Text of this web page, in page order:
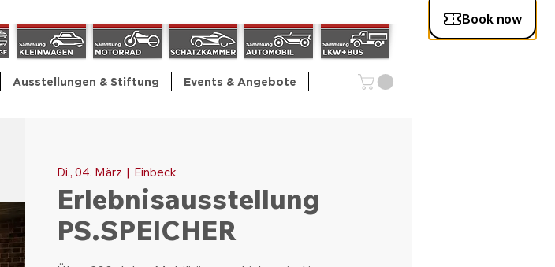
Ausstellungen & Stiftung Events & Angebote
Di., 04. März
  |
Einbeck
Erlebnisausstellung
PS.SPEICHER